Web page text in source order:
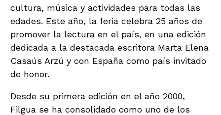
cultura, música y actividades para todas las
edades. Este año, la feria celebra 25 años de
promover la lectura en el país, en una edición
dedicada a la destacada escritora Marta Elena
Casaús Arzú y con España como país invitado
de honor.
Desde su primera edición en el año 2000,
Filgua se ha consolidado como uno de los